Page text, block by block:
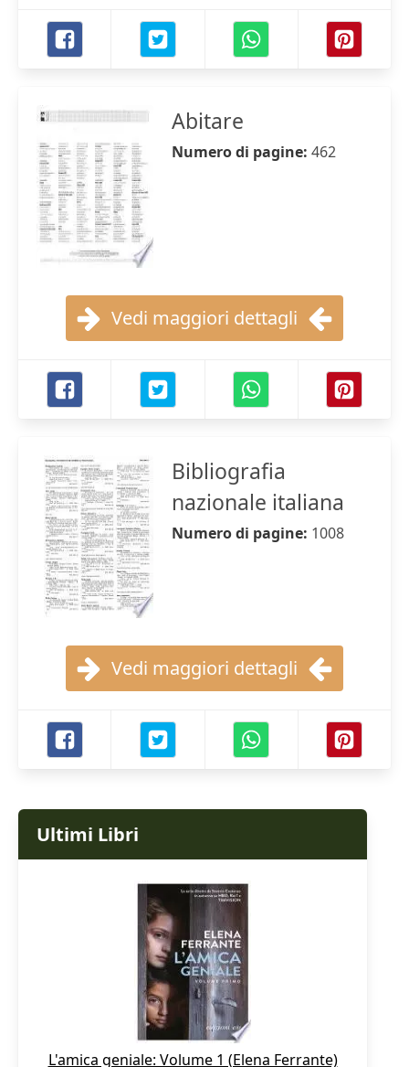
Abitare
Numero di pagine: 462
Vedi maggiori dettagli
Bibliografia
nazionale italiana
Numero di pagine: 1008
Vedi maggiori dettagli
Ultimi Libri
L'amica geniale: Volume 1 (Elena Ferrante)